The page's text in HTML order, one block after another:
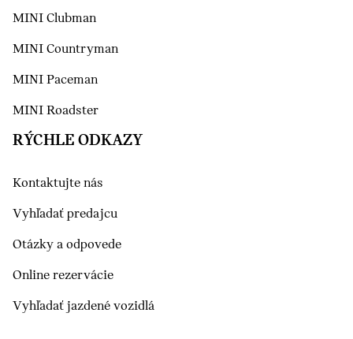
MINI Clubman
MINI Countryman
MINI Paceman
MINI Roadster
RÝCHLE ODKAZY
Kontaktujte nás
Vyhľadať predajcu
Otázky a odpovede
Online rezervácie
Vyhľadať jazdené vozidlá